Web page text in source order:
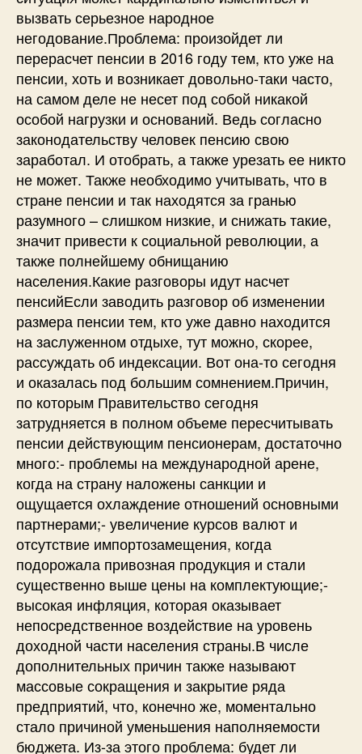
вызвать серьезное народное
негодование.Проблема: произойдет ли
перерасчет пенсии в 2016 году тем, кто уже на
пенсии, хоть и возникает довольно-таки часто,
на самом деле не несет под собой никакой
особой нагрузки и оснований. Ведь согласно
законодательству человек пенсию свою
заработал. И отобрать, а также урезать ее никто
не может. Также необходимо учитывать, что в
стране пенсии и так находятся за гранью
разумного – слишком низкие, и снижать такие,
значит привести к социальной революции, а
также полнейшему обнищанию
населения.Какие разговоры идут насчет
пенсийЕсли заводить разговор об изменении
размера пенсии тем, кто уже давно находится
на заслуженном отдыхе, тут можно, скорее,
рассуждать об индексации. Вот она-то сегодня
и оказалась под большим сомнением.Причин,
по которым Правительство сегодня
затрудняется в полном объеме пересчитывать
пенсии действующим пенсионерам, достаточно
много:- проблемы на международной арене,
когда на страну наложены санкции и
ощущается охлаждение отношений основными
партнерами;- увеличение курсов валют и
отсутствие импортозамещения, когда
подорожала привозная продукция и стали
существенно выше цены на комплектующие;-
высокая инфляция, которая оказывает
непосредственное воздействие на уровень
доходной части населения страны.В числе
дополнительных причин также называют
массовые сокращения и закрытие ряда
предприятий, что, конечно же, моментально
стало причиной уменьшения наполняемости
бюджета. Из-за этого проблема: будет ли